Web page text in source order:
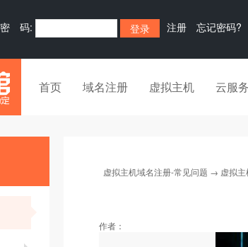
密 码: 注册 忘记密码?
首页 域名注册 虚拟主机 云服
虚拟主机域名注册-常见问题 → 虚拟
作者：